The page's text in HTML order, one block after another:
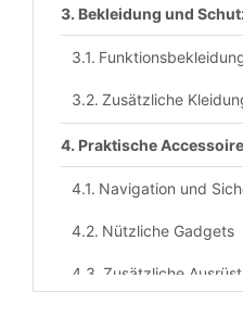
Bekleidung und
Zusätzliche
Praktische
Navigation und
Nützliche Gadgets
Zusätzliche
Mehrtageswanderung